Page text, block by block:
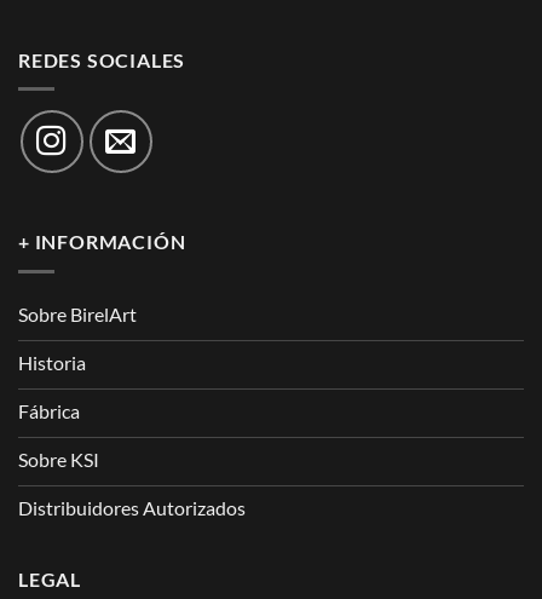
REDES SOCIALES
+ INFORMACIÓN
Sobre BirelArt
Historia
Fábrica
Sobre KSI
Distribuidores Autorizados
LEGAL